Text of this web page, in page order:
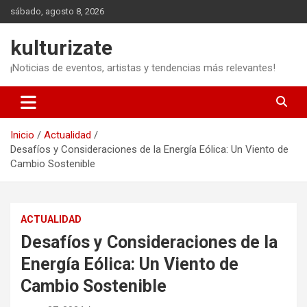
Saltar
al
sábado, agosto 8, 2026
kulturizate
¡Noticias de eventos, artistas y tendencias más relevantes!
Inicio
Actualidad
Desafíos y Consideraciones de la Energía Eólica: Un Viento de
Cambio Sostenible
ACTUALIDAD
Desafíos y Consideraciones de la
Energía Eólica: Un Viento de
Cambio Sostenible